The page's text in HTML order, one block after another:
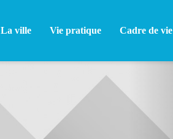
La ville Vie pratique Cadre de vie